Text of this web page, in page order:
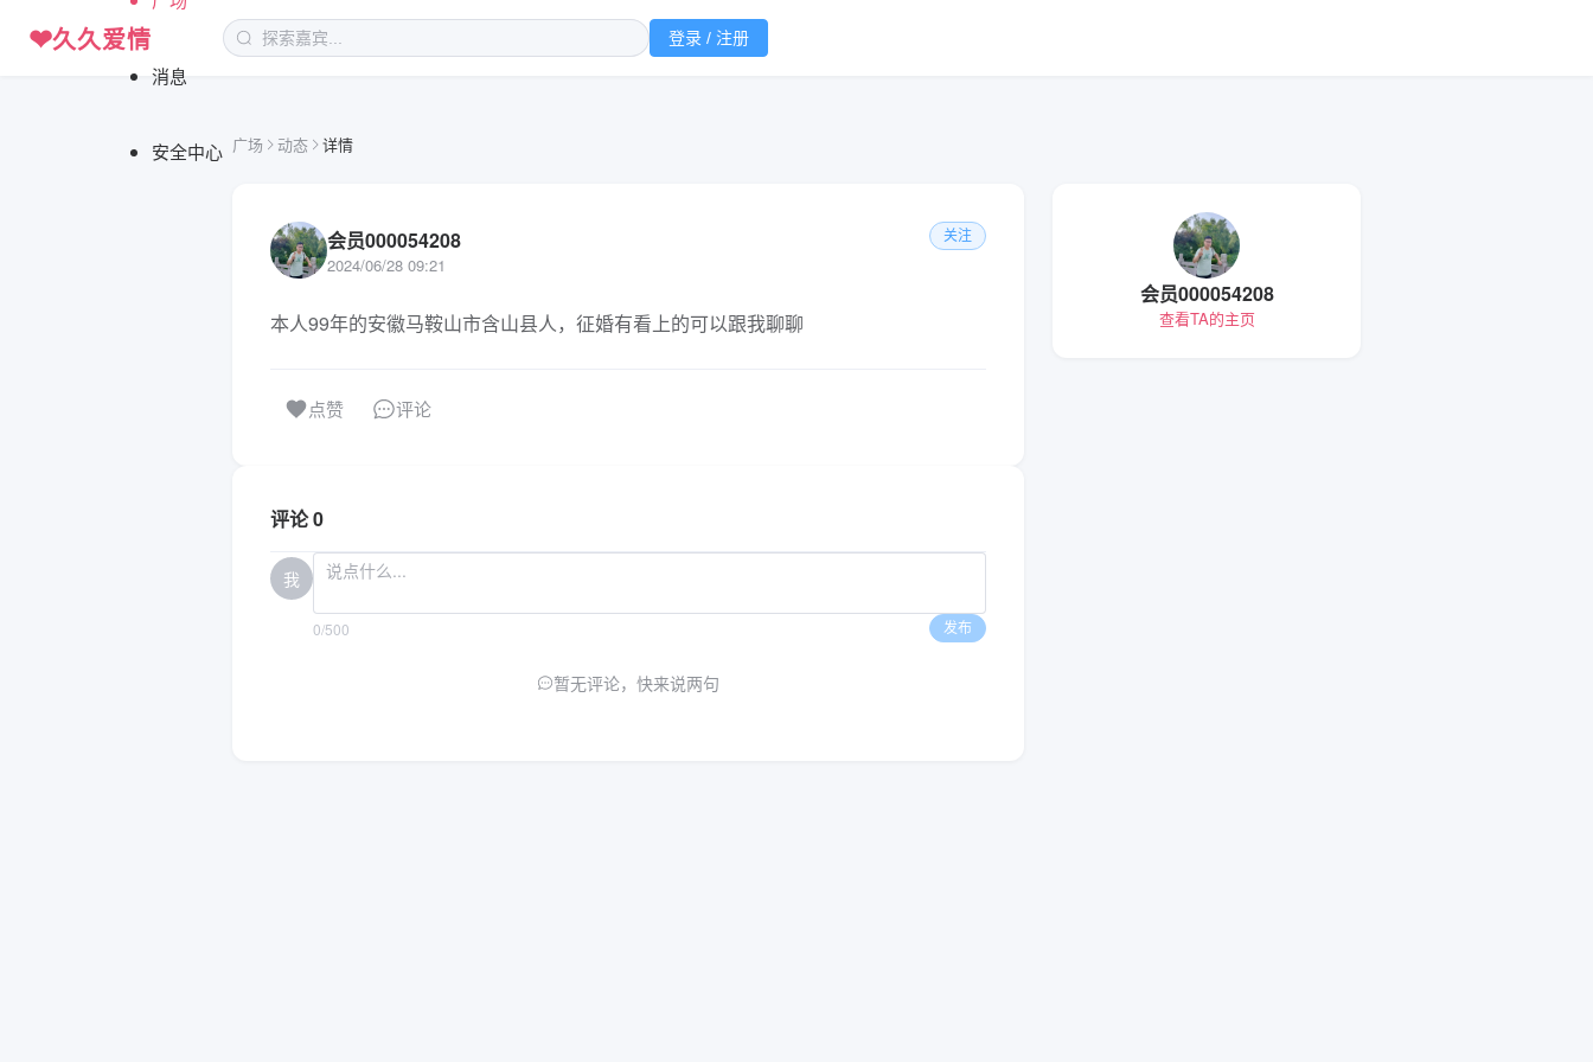
❤久久爱情
消息
安全中心
登录 / 注册
广场 动态 详情
会员000054208
2024/06/28 09:21
关注
本人99年的安徽马鞍山市含山县人，征婚有看上的可以跟我聊聊
点赞 评论
评论 0
我
0/500 发布
暂无评论，快来说两句
会员000054208
查看TA的主页